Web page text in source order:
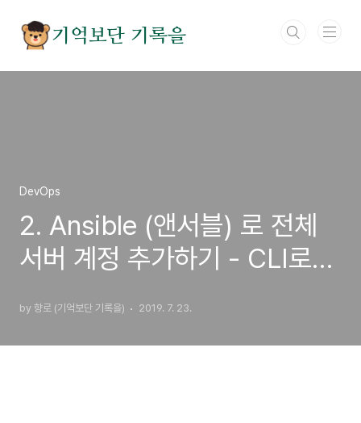
기억보단 기록을
DevOps
2. Ansible (앤서블) 로 전체
서버 계정 추가하기 - CLI로
by 향로 (기억보단 기록을) 2019. 7. 23.